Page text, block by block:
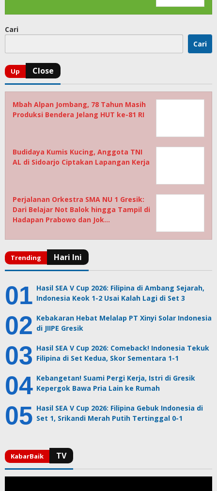
Cari
Cari
Mbah Alpan Jombang, 78 Tahun Masih
Produksi Bendera Jelang HUT ke-81 RI
Budidaya Kumis Kucing, Anggota TNI
AL di Sidoarjo Ciptakan Lapangan Kerja
Perjalanan Orkestra SMA NU 1 Gresik:
Dari Belajar Not Balok hingga Tampil di
Hadapan Prabowo dan Jok…
Hasil SEA V Cup 2026: Filipina di Ambang Sejarah,
Indonesia Keok 1-2 Usai Kalah Lagi di Set 3
Kebakaran Hebat Melalap PT Xinyi Solar Indonesia
di JIIPE Gresik
Hasil SEA V Cup 2026: Comeback! Indonesia Tekuk
Filipina di Set Kedua, Skor Sementara 1-1
Kebangetan! Suami Pergi Kerja, Istri di Gresik
Kepergok Bawa Pria Lain ke Rumah
Hasil SEA V Cup 2026: Filipina Gebuk Indonesia di
Set 1, Srikandi Merah Putih Tertinggal 0-1